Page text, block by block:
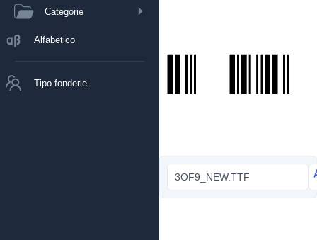
Categorie
Alfabetico
Tipo fonderie
3OF9_NEW.TTF